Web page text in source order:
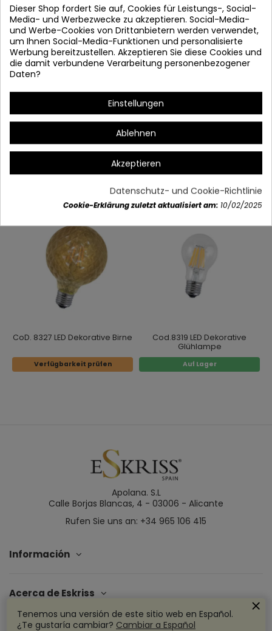
Warmes Licht 2700K
E27-6W-550LM
Maßnahmen:
9,5 cm OLD Höhe: 14,2 cm
Artikeldetails
CoD. 8327 LED Dekorative Birne
Verfügbarkeit prüfen
Cod.8319 LED Dekorative
Glühlampe
Auf Lager
Apolana. S.L
Calle Borjas Blancas, 4 - 03006 - Alicante
Rufen Sie uns an: +34 965 106 415
Información
Acerca de Eskriss
Dieser Shop fordert Sie auf, Cookies für Leistungs-, Social-
Media- und Werbezwecke zu akzeptieren. Social-Media-
und Werbe-Cookies von Drittanbietern werden verwendet,
um Ihnen Social-Media-Funktionen und personalisierte
Werbung bereitzustellen. Akzeptieren Sie diese Cookies und
die damit verbundene Verarbeitung personenbezogener
Daten?
Einstellungen
Ablehnen
Akzeptieren
Datenschutz- und Cookie-Richtlinie
Cookie-Erklärung zuletzt aktualisiert am: 10/02/2025
Tenemos una versión de este sitio web en Español.
¿Te gustaría cambiar? Cambiar a Español